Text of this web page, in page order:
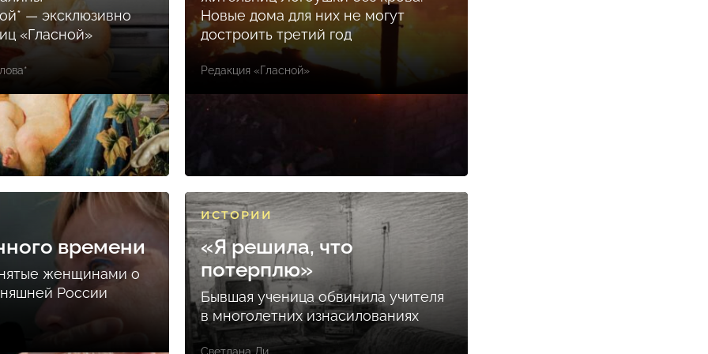
— эксклюзивно
«Гласной»
Новые дома для них не могут
достроить третий год
Редакция «Гласной»
времени
женщинами о
России
ИСТОРИИ
«Я решила, что
потерплю»
Бывшая ученица обвинила учителя
в многолетних изнасилованиях